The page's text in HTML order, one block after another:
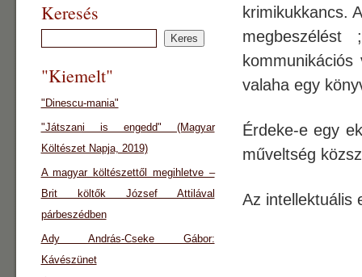
krimikukkancs.
valaha egy
Érdeke-e egy
műveltség
Az intellektuális
Keresés
"Kiemelt"
"Dinescu-mania"
"Játszani is engedd" (Magyar
Költészet Napja, 2019)
A magyar költészettől megihletve –
Brit költők József Attilával
párbeszédben
Ady András-Cseke Gábor:
Kávészünet